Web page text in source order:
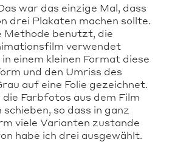
war das einzige Mal, dass
drei Plakaten machen sollte.
Methode benutzt, die
verwendet
einem kleinen Format diese
und den Umriss des
auf eine Folie gezeichnet.
die Farbfotos aus dem Film
so dass in ganz
viele Varianten zustande
habe ich drei ausgewählt.